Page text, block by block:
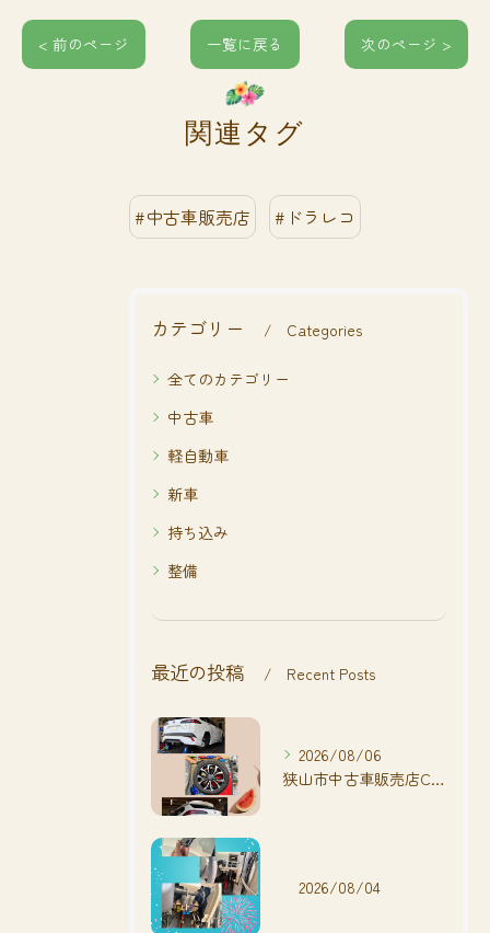
< 前のページ 一覧に戻る 次のページ >
関連タグ
#中古車販売店 #ドラレコ
カテゴリー Categories
全てのカテゴリー
中古車
軽自動車
新車
持ち込み
整備
最近の投稿 Recent Posts
2026/08/06
狭山市中古車販売店CarShop FACT.🚗
2026/08/04